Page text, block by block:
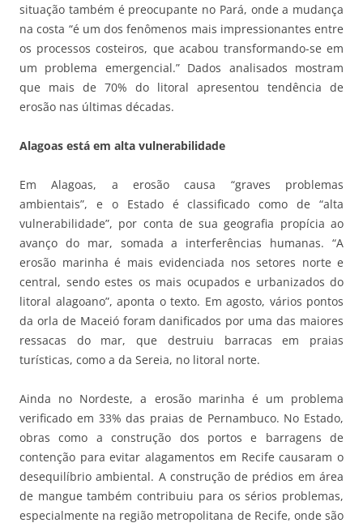
situação também é preocupante no Pará, onde a mudança
na costa “é um dos fenômenos mais impressionantes entre
os processos costeiros, que acabou transformando-se em
um problema emergencial.” Dados analisados mostram
que mais de 70% do litoral apresentou tendência de
erosão nas últimas décadas.
Alagoas está em alta vulnerabilidade
Em Alagoas, a erosão causa “graves problemas
ambientais”, e o Estado é classificado como de “alta
vulnerabilidade”, por conta de sua geografia propícia ao
avanço do mar, somada a interferências humanas. “A
erosão marinha é mais evidenciada nos setores norte e
central, sendo estes os mais ocupados e urbanizados do
litoral alagoano”, aponta o texto. Em agosto, vários pontos
da orla de Maceió foram danificados por uma das maiores
ressacas do mar, que destruiu barracas em praias
turísticas, como a da Sereia, no litoral norte.
Ainda no Nordeste, a erosão marinha é um problema
verificado em 33% das praias de Pernambuco. No Estado,
obras como a construção dos portos e barragens de
contenção para evitar alagamentos em Recife causaram o
desequilíbrio ambiental. A construção de prédios em área
de mangue também contribuiu para os sérios problemas,
especialmente na região metropolitana de Recife, onde são